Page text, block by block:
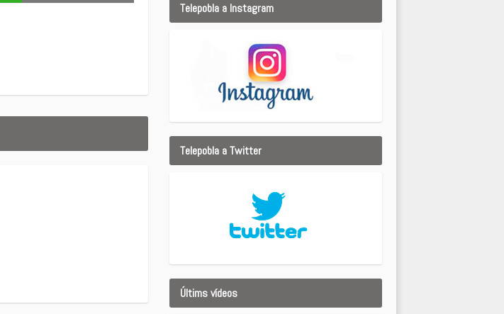
Telepobla a Instagram
Telepobla a Twitter
Últims vídeos